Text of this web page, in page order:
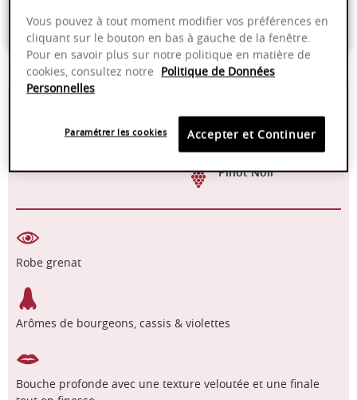
Paiement sécurisé
Pinot Noir
Robe grenat
Arômes de bourgeons, cassis & violettes
Bouche profonde avec une texture veloutée et une finale
Vous pouvez à tout moment modifier vos préférences en
cliquant sur le bouton en bas à gauche de la fenêtre.
Pour en savoir plus sur notre politique en matière de
cookies, consultez notre Politique de Données
Personnelles
Accepter et Continuer
Paramétrer les cookies